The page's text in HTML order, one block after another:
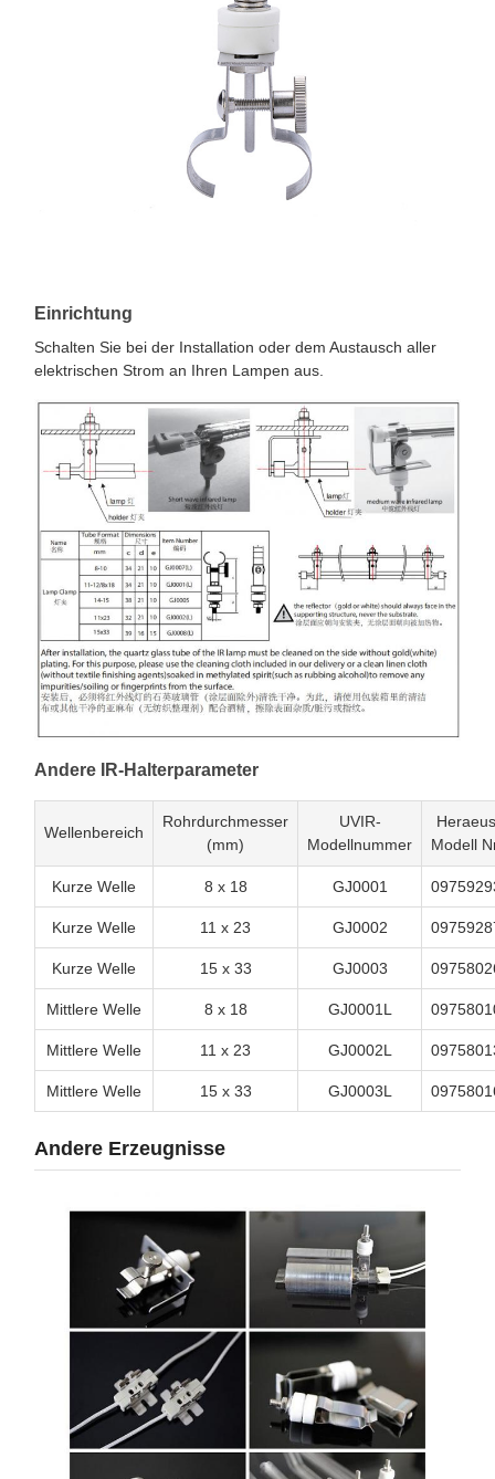
Einrichtung
Schalten Sie bei der Installation oder dem Austausch aller
elektrischen Strom an Ihren Lampen aus.
Andere IR-Halterparameter
Wellenbereich
Rohrdurchmesser
(mm)
UVIR-
Modellnummer
Heraeus
Modell
Kurze Welle 8 x 18 GJ0001
Kurze Welle 11 x 23 GJ0002
Kurze Welle 15 x 33 GJ0003
Mittlere Welle 8 x 18 GJ0001L
Mittlere Welle 11 x 23 GJ0002L
Mittlere Welle 15 x 33 GJ0003L
Andere Erzeugnisse